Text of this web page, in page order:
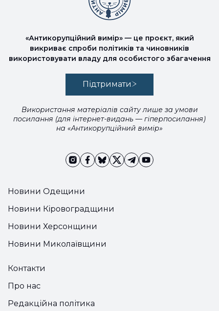
Новини Одещини
Новини Кіровоградщини
Новини Херсонщини
Новини Миколаївщини
«Антикорупційний вимір» — це проєкт, який
викриває спроби політиків та чиновників
використовувати владу для особистого збагачення
Підтримати
Використання матеріалів сайту лише за умови
посилання (для інтернет-видань — гіперпосилання)
на «Антикорупційний вимір»
Контакти
Про нас
Редакційна політика